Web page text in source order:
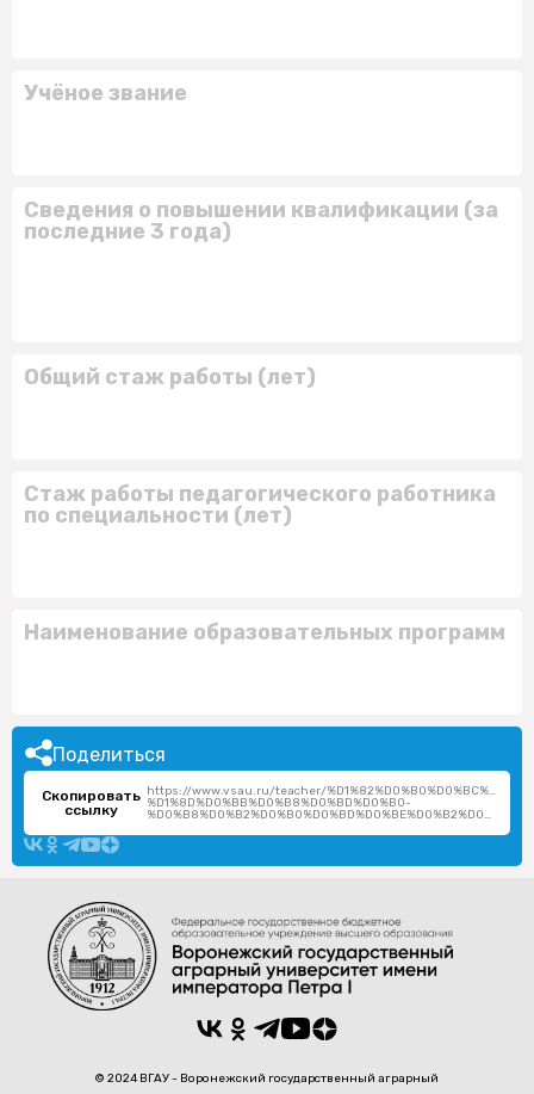
Учёное звание
Сведения о повышении квалификации (за
последние 3 года)
Общий стаж работы (лет)
Стаж работы педагогического работника
по специальности (лет)
Наименование образовательных программ
Поделиться
Скопировать
ссылку
https://www.vsau.ru/teacher/
%D1%8D%D0%BB%D0%B8%D0%BD%D0%B0-
%D0%B8%D0%B2%D0%B0%D0%BD%D0%BE%D0%B2%D0%BD%D0%B0/
© 2024 ВГАУ - Воронежский государственный аграрный